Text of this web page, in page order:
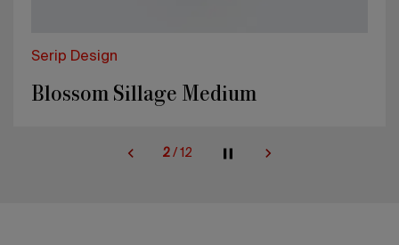
Serip Design
Blossom Sillage Medium
2 / 12